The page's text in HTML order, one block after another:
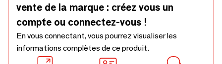
vente de la marque : créez vous un
compte ou connectez-vous !
En vous connectant, vous pourrez visualiser les
informations complètes de ce produit.